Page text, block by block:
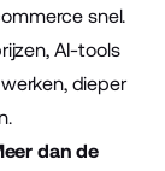
snel.
AI-tools
dieper
dan de